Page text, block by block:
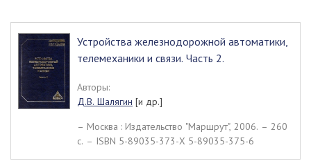
Устройства железнодорожной автоматики,
телемеханики и связи. Часть 2.
Авторы:
Д.В. Шалягин [и др.]
– Москва : Издательство "Маршрут", 2006. – 260
c. – ISBN 5-89035-373-Х 5-89035-375-6